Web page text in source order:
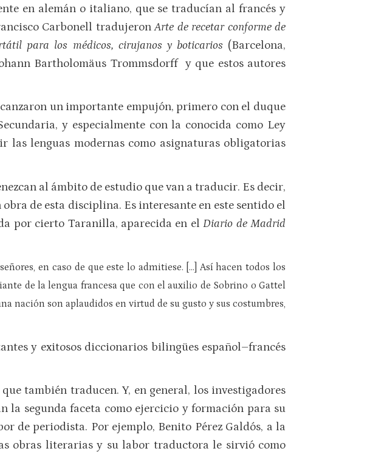
en alemán o italiano, que se traducían al francés y
Carbonell tradujeronArte de recetar conforme de
para los médicos, cirujanos y boticarios (Barcelona,
Bartholomäus Trommsdorff y que estos autores
un importante empujón, primero con el duque
y especialmente con la conocida como Ley
las lenguas modernas como asignaturas obligatorias
al ámbito de estudio que van a traducir. Es decir,
de esta disciplina. Es interesante en este sentido el
por cierto Taranilla, aparecida en elDiario de Madrid
en caso de que este lo admitiese. […] Así hacen todos los
de la lengua francesa que con el auxilio de Sobrino o Gattel
nación son aplaudidos en virtud de su gusto y sus costumbres,
y exitosos diccionarios bilingües español–francés
también traducen. Y, en general, los investigadores
la segunda faceta como ejercicio y formación para su
de periodista. Por ejemplo, Benito Pérez Galdós, a la
obras literarias y su labor traductora le sirvió como